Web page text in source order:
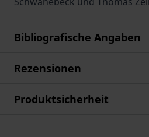
Bibliografische Angaben
Rezensionen
Produktsicherheit